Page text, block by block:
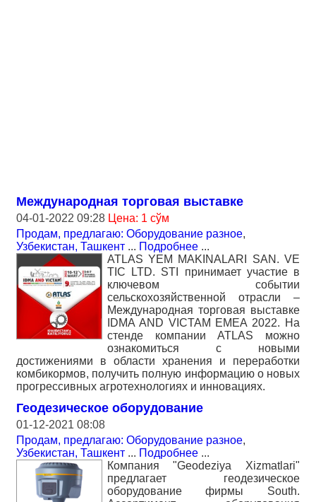
Международная торговая выставке
04-01-2022 09:28 Цена: 1 сўм
Продам, предлагаю: Оборудование разное,
Узбекистан, Ташкент ... Подробнее ...
ATLAS YEM MAKINALARI SAN. VE
TIC LTD. STI принимает участие в
ключевом событии
сельскохозяйственной отрасли –
Международная торговая выставке
IDMA AND VICTAM EMEA 2022. На
стенде компании ATLAS можно
ознакомиться с новыми
достижениями в области хранения и переработки
комбикормов, получить полную информацию о новых
прогрессивных агротехнологиях и инновациях.
Геодезическое оборудование
01-12-2021 08:08
Продам, предлагаю: Оборудование разное,
Узбекистан, Ташкент ... Подробнее ...
Компания "Geodeziya Xizmatlari"
предлагает геодезическое
оборудование фирмы South.